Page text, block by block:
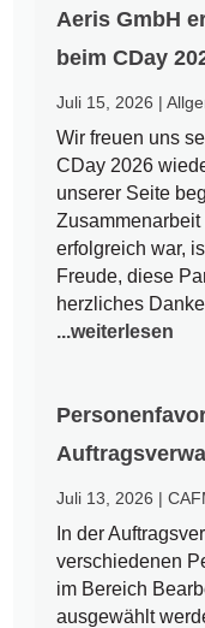
Aeris GmbH
beim CDay
Juli 15, 2026 |
Wir freuen uns
CDay 2026
unserer Seite
erfolgreich war,
Freude, diese
herzliches
...weiterlesen
Juli 13, 2026 |
In der
verschiedenen
im Bereich
ausgewählt